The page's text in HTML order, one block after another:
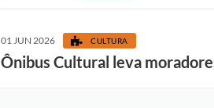
01 JUN 2026 CULTURA
Ônibus Cultural leva